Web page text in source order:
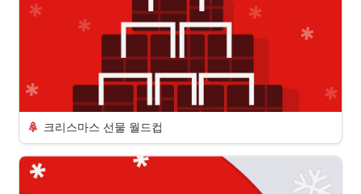
크리스마스 선물 월드컵